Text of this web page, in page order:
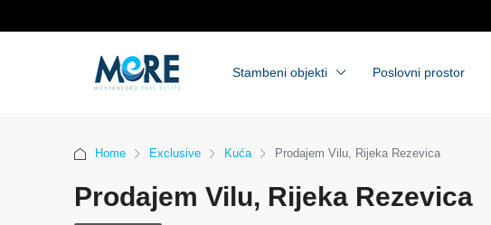
Stambeni objekti Poslovni prostor
Home Exclusive Kuća Prodajem Vilu, Rijeka Rezevica
Prodajem Vilu, Rijeka Rezevica